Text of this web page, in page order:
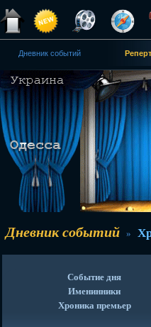
Дневник событий
Дневник событий »
Событие дня
Именинники
Хроника премьер